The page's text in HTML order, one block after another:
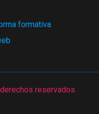
formativa
reservados